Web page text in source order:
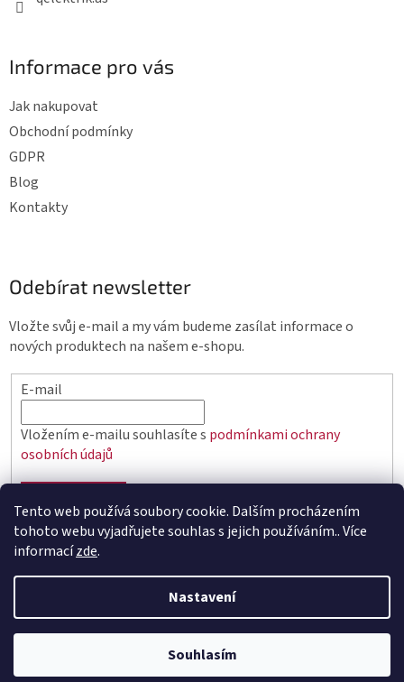
Tento web používá soubory cookie. Dalším procházením
tohoto webu vyjadřujete souhlas s jejich používáním.. Více
informacízde.
Nastavení
Souhlasím
Informace pro vás
Jak nakupovat
Obchodní podmínky
GDPR
Blog
Kontakty
Odebírat newsletter
Vložte svůj e-mail a my vám budeme zasílat informace o
nových produktech na našem e-shopu.
E-mail
Vložením e-mailu souhlasíte s podmínkami ochrany
osobních údajů
Vytvořil Shoptet
Copyright 2026elektro.q-elektrik.cz. Všechna práva
vyhrazena.